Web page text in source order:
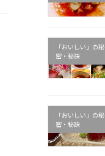
「おいしい」の秘
密・秘訣
「おいしい」の秘
密・秘訣